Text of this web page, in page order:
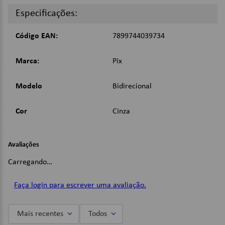
Especificações:
Código EAN: 7899744039734
Marca: Pix
Modelo Bidirecional
Cor Cinza
Avaliações
Carregando…
Faça login para escrever uma avaliação.
Mais recentes Todos